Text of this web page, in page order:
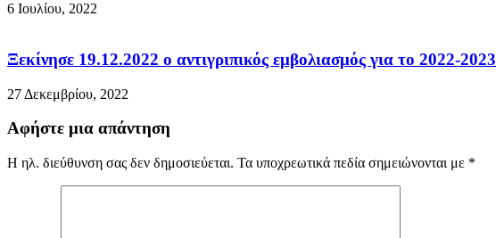
6 Ιουλίου, 2022
Ξεκίνησε 19.12.2022 ο αντιγριπικός εμβολιασμός για το 2022-2023
27 Δεκεμβρίου, 2022
Αφήστε μια απάντηση
Η ηλ. διεύθυνση σας δεν δημοσιεύεται. Τα υποχρεωτικά πεδία σημειώνονται με *